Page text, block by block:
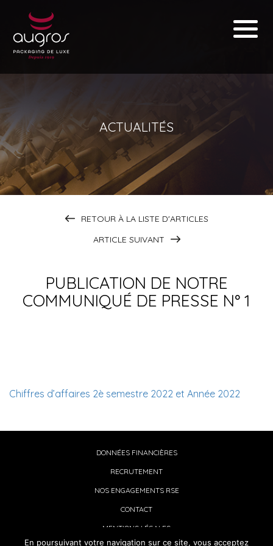
ACTUALITÉS
RETOUR À LA LISTE D'ARTICLES
ARTICLE SUIVANT
PUBLICATION DE NOTRE
COMMUNIQUÉ DE PRESSE N° 1
Chiffres d’affaires 2è semestre 2022 et Année 2022
En poursuivant votre navigation sur ce site, vous acceptez
DONNÉES FINANCIÈRES
RECRUTEMENT
NOS ENGAGEMENTS RSE
CONTACT
MENTIONS LÉGALES